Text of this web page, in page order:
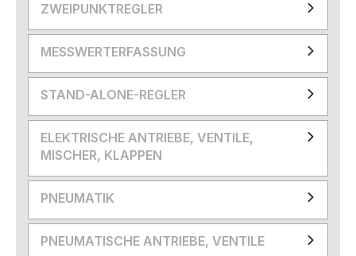
ZWEIPUNKTREGLER
MESSWERTERFASSUNG
STAND-ALONE-REGLER
ELEKTRISCHE ANTRIEBE, VENTILE,
MISCHER, KLAPPEN
PNEUMATIK
PNEUMATISCHE ANTRIEBE, VENTILE